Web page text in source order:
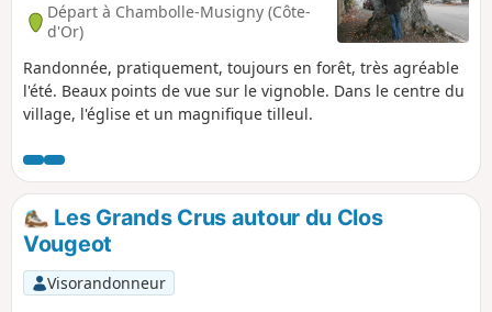
Départ à Chambolle-Musigny (Côte-
d'Or)
Randonnée, pratiquement, toujours en forêt, très agréable
l'été. Beaux points de vue sur le vignoble. Dans le centre du
village, l'église et un magnifique tilleul.
Les Grands Crus autour du Clos
Vougeot
Visorandonneur